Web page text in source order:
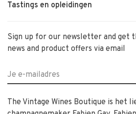
Tastings en opleidingen
Sign up for our newsletter and get
news and product offers via email
The Vintage Wines Boutique is het